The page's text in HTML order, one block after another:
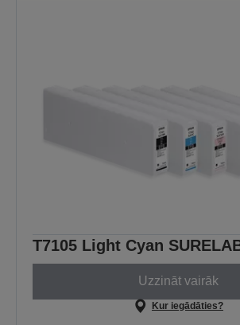
T7105 Light Cyan
Uzzināt vairāk
Kur iegādāties?